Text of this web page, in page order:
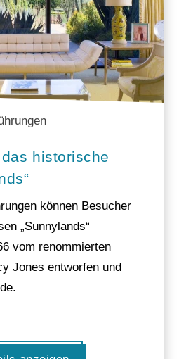
historische
können Besucher
„Sunnylands“
vom renommierten
Jones entworfen und